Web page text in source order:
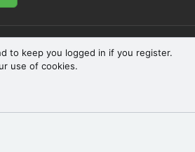
Termos e regras
to keep you logged in if you register.
use of cookies.